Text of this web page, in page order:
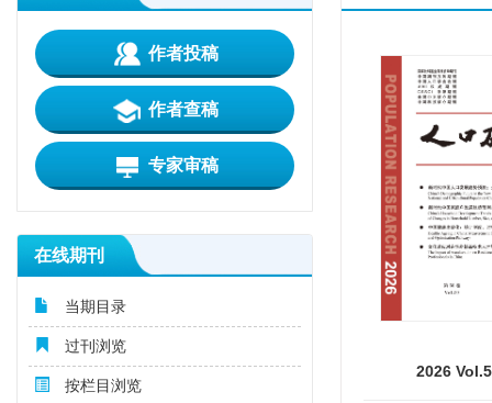
作者投稿
作者查稿
专家审稿
在线期刊
当期目录
过刊浏览
按栏目浏览
2026